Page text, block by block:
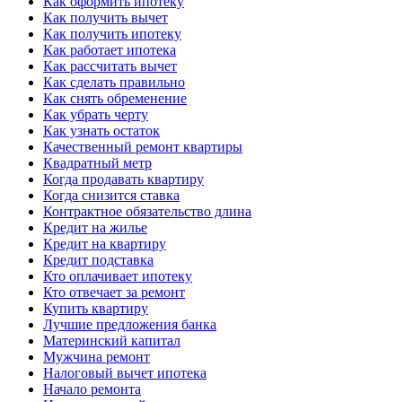
Как получить вычет
Как получить ипотеку
Как работает ипотека
Как рассчитать вычет
Как сделать правильно
Как снять обременение
Как убрать черту
Как узнать остаток
Качественный ремонт квартиры
Квадратный метр
Когда продавать квартиру
Когда снизится ставка
Контрактное обязательство длина
Кредит на жилье
Кредит на квартиру
Кредит подставка
Кто оплачивает ипотеку
Кто отвечает за ремонт
Купить квартиру
Лучшие предложения банка
Материнский капитал
Мужчина ремонт
Налоговый вычет ипотека
Начало ремонта